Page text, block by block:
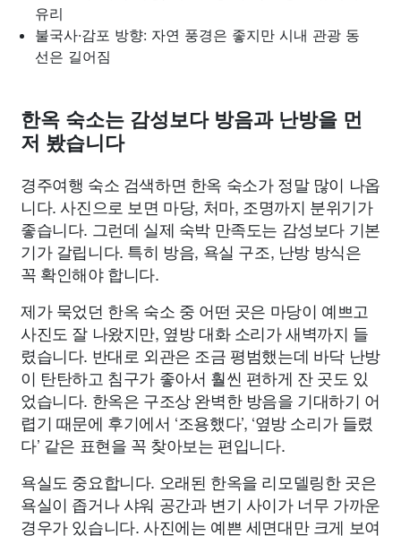
유리
불국사·감포 방향: 자연 풍경은 좋지만 시내 관광 동
선은 길어짐
한옥 숙소는 감성보다 방음과 난방을 먼
저 봤습니다
경주여행 숙소 검색하면 한옥 숙소가 정말 많이 나옵
니다. 사진으로 보면 마당, 처마, 조명까지 분위기가
좋습니다. 그런데 실제 숙박 만족도는 감성보다 기본
기가 갈립니다. 특히 방음, 욕실 구조, 난방 방식은
꼭 확인해야 합니다.
제가 묵었던 한옥 숙소 중 어떤 곳은 마당이 예쁘고
사진도 잘 나왔지만, 옆방 대화 소리가 새벽까지 들
렸습니다. 반대로 외관은 조금 평범했는데 바닥 난방
이 탄탄하고 침구가 좋아서 훨씬 편하게 잔 곳도 있
었습니다. 한옥은 구조상 완벽한 방음을 기대하기 어
렵기 때문에 후기에서 ‘조용했다’, ‘옆방 소리가 들렸
다’ 같은 표현을 꼭 찾아보는 편입니다.
욕실도 중요합니다. 오래된 한옥을 리모델링한 곳은
욕실이 좁거나 샤워 공간과 변기 사이가 너무 가까운
경우가 있습니다. 사진에는 예쁜 세면대만 크게 보여